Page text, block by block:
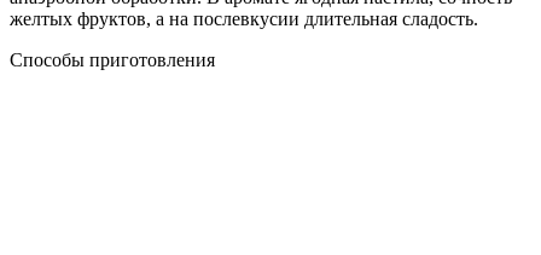
желтых фруктов, а на послевкусии длительная сладость.
Способы приготовления